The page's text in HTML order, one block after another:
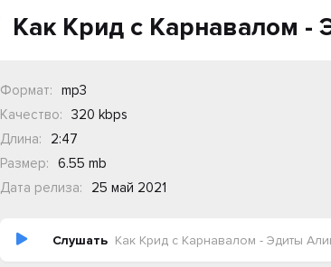
Как Крид с Карнавалом
Формат:
mp3
Качество:
320 kbps
Длина:
2:47
Размер:
6.55 mb
Дата релиза:
25 май 2021
Слушать Как Крид с Карнавалом - Эдиты